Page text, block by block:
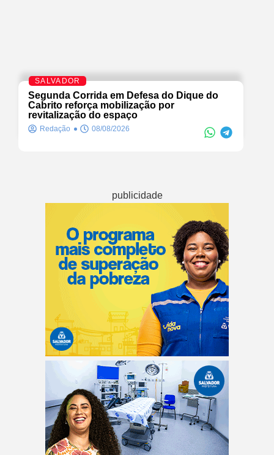
SALVADOR
Segunda Corrida em Defesa do Dique do
Cabrito reforça mobilização por
revitalização do espaço
Redação 08/08/2026
publicidade